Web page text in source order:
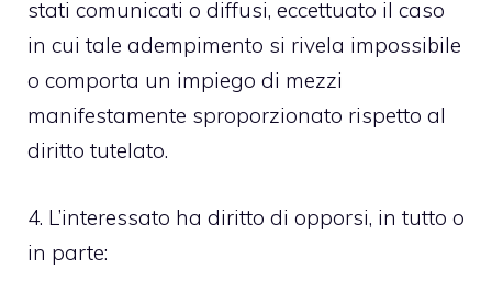
stati comunicati o diffusi, eccettuato il caso
in cui tale adempimento si rivela impossibile
o comporta un impiego di mezzi
manifestamente sproporzionato rispetto al
diritto tutelato.
4. L’interessato ha diritto di opporsi, in tutto o
in parte: